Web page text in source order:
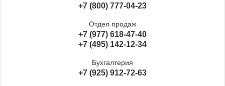
+7 (800) 777-04-23
Отдел продаж
+7 (977) 618-47-40
+7 (495) 142-12-34
Бухгалтерия
+7 (925) 912-72-63